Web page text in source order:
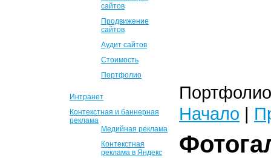
сайтов
Продвижение
сайтов
Аудит сайтов
Стоимость
Портфолио
Интранет
Контекстная и баннерная
реклама
Медийная реклама
Контекстная
реклама в Яндекс
Начало |